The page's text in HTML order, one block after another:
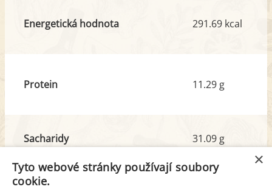
Energetická hodnota 291.69 kcal
Protein 11.29 g
Sacharidy
z toho cukr
31.09 g
6.66 g
×
Tyto webové stránky používají soubory
cookie.